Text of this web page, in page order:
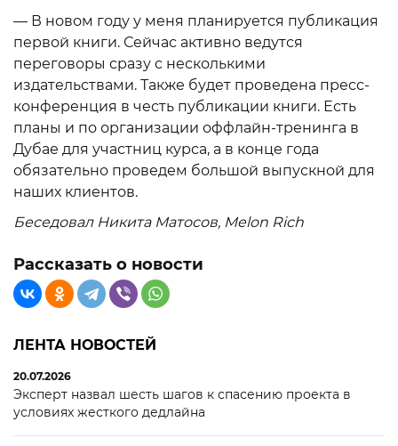
— В новом году у меня планируется публикация
первой книги. Сейчас активно ведутся
переговоры сразу с несколькими
издательствами. Также будет проведена пресс-
конференция в честь публикации книги. Есть
планы и по организации оффлайн-тренинга в
Дубае для участниц курса, а в конце года
обязательно проведем большой выпускной для
наших клиентов.
Беседовал Никита Матосов, Melon Rich
Рассказать о новости
ЛЕНТА НОВОСТЕЙ
20.07.2026
Эксперт назвал шесть шагов к спасению проекта в
условиях жесткого дедлайна